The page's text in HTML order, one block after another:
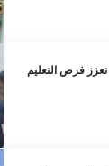
فرص التعليم